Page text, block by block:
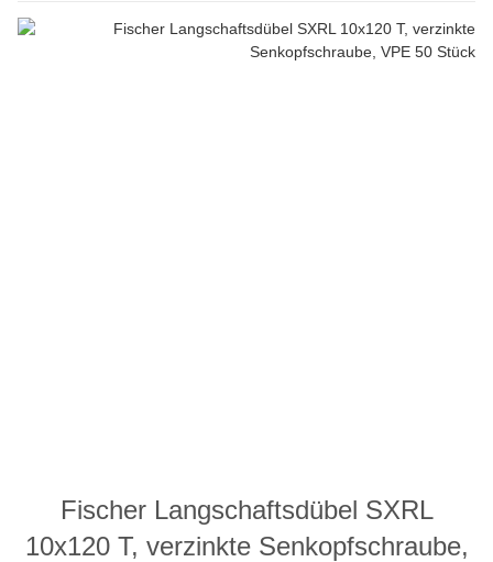
Fischer Langschaftsdübel SXRL
10x120 T, verzinkte Senkopfschraube,